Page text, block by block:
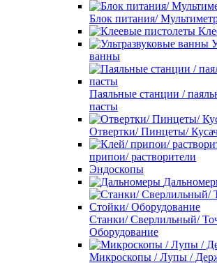
Блок питания/
ванны
Паяльные станции /
пасты
Отвертки/ Пинцеты/
припои/ растворители
Эндоскопы
Станки/ Сверлильный/
Оборудование
Микроскопы / Лупы /